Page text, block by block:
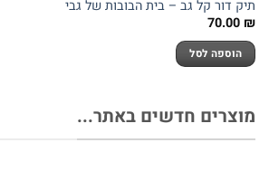
תיק דור קל גב – בית הבובות של גבי
70.00 ₪
הוספה לסל
מוצרים חדשים באתר...